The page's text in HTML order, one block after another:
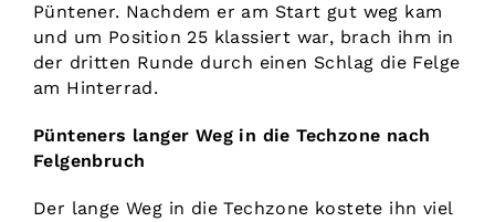
Püntener. Nachdem er am Start gut weg kam
und um Position 25 klassiert war, brach ihm in
der dritten Runde durch einen Schlag die Felge
am Hinterrad.
Pünteners langer Weg in die Techzone nach
Felgenbruch
Der lange Weg in die Techzone kostete ihn viel